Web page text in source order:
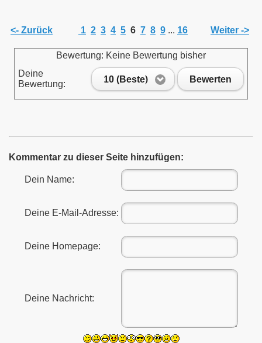
<- Zurück 1 2 3 4 5 6 7 8 9 ... 16 Weiter ->
Bewertung: Keine Bewertung bisher
Deine
Bewertung:
10 (Beste) Bewerten
Kommentar zu dieser Seite hinzufügen:
Dein Name:
Deine E-Mail-Adresse:
Deine Homepage:
Deine Nachricht: